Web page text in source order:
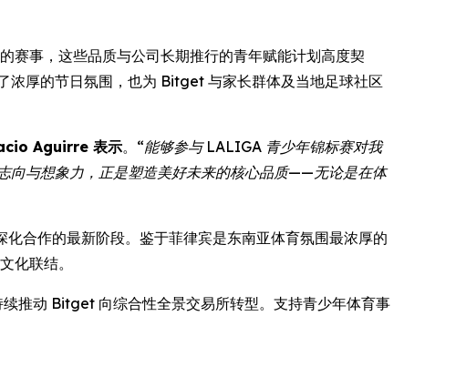
赛事，这些品质与公司长期推行的青年赋能计划高度契
浓厚的节日氛围，也为 Bitget 与家长群体及当地足球社区
Aguirre 表示。 “能够参与 LALIGA 青少年锦标赛对我
向与想象力，正是塑造美好未来的核心品质——无论是在体
合作的最新阶段。鉴于菲律宾是东南亚体育氛围最浓厚的
化联结。
推动 Bitget 向综合性全景交易所转型。支持青少年体育事